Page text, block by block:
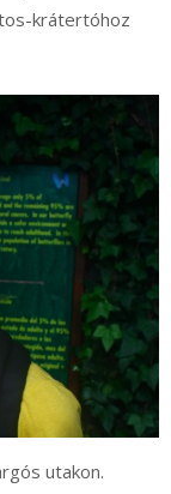
krátertóhoz
utakon.